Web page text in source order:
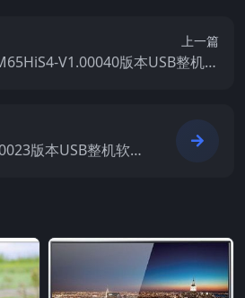
上一篇
V1.00040版本USB整机软
版本USB整机软件